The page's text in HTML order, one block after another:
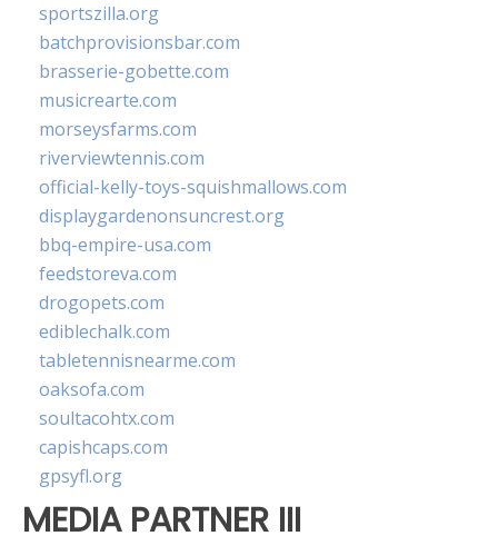
sportszilla.org
batchprovisionsbar.com
brasserie-gobette.com
musicrearte.com
morseysfarms.com
riverviewtennis.com
official-kelly-toys-squishmallows.com
displaygardenonsuncrest.org
bbq-empire-usa.com
feedstoreva.com
drogopets.com
ediblechalk.com
tabletennisnearme.com
oaksofa.com
soultacohtx.com
capishcaps.com
gpsyfl.org
MEDIA PARTNER III